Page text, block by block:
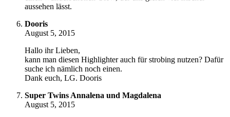
aussehen lässt.
Dooris
August 5, 2015
Hallo ihr Lieben,
kann man diesen Highlighter auch für strobing nutzen? Dafür
suche ich nämlich noch einen.
Dank euch, LG. Dooris
Super Twins Annalena und Magdalena
August 5, 2015